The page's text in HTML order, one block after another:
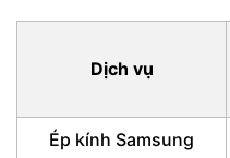
Cách bảo vệ mặt
Dịch vụ
Ép kính Samsung